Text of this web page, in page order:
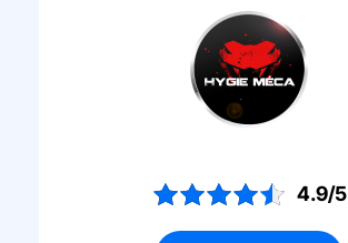
4.9/5